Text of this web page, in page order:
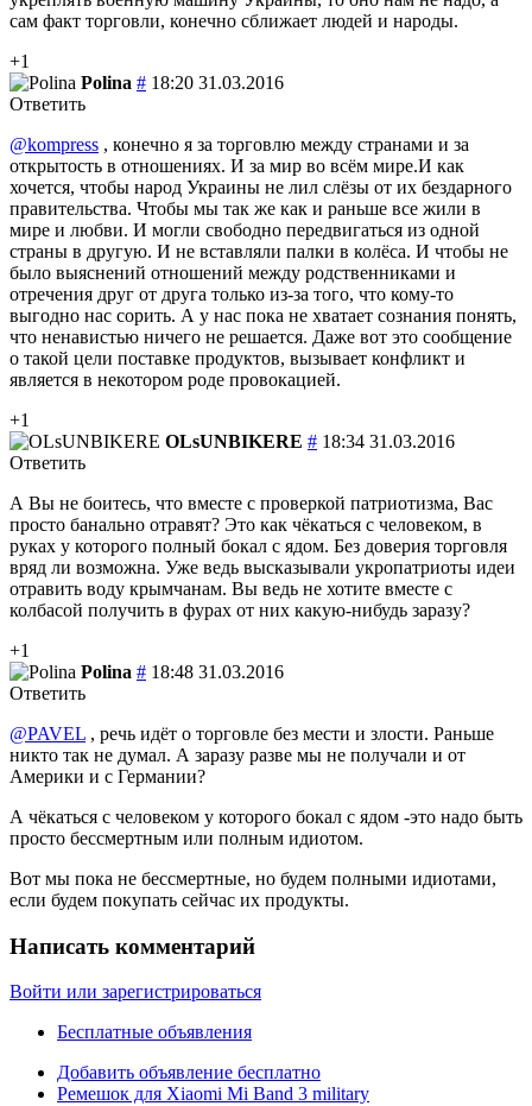
сам факт торговли, конечно сближает людей и народы.
+1
Polina # 18:20 31.03.2016
Ответить
@kompress , конечно я за торговлю между странами и за
открытость в отношениях. И за мир во всём мире.И как
хочется, чтобы народ Украины не лил слёзы от их бездарного
правительства. Чтобы мы так же как и раньше все жили в
мире и любви. И могли свободно передвигаться из одной
страны в другую. И не вставляли палки в колёса. И чтобы не
было выяснений отношений между родственниками и
отречения друг от друга только из-за того, что кому-то
выгодно нас сорить. А у нас пока не хватает сознания понять,
что ненавистью ничего не решается. Даже вот это сообщение
о такой цели поставке продуктов, вызывает конфликт и
является в некотором роде провокацией.
+1
OLsUNBIKERE # 18:34 31.03.2016
Ответить
А Вы не боитесь, что вместе с проверкой патриотизма, Вас
просто банально отравят? Это как чёкаться с человеком, в
руках у которого полный бокал с ядом. Без доверия торговля
вряд ли возможна. Уже ведь высказывали укропатриоты идеи
отравить воду крымчанам. Вы ведь не хотите вместе с
колбасой получить в фурах от них какую-нибудь заразу?
+1
Polina # 18:48 31.03.2016
Ответить
@PAVEL , речь идёт о торговле без мести и злости. Раньше
никто так не думал. А заразу разве мы не получали и от
Америки и с Германии?
А чёкаться с человеком у которого бокал с ядом -это надо быть
просто бессмертным или полным идиотом.
Вот мы пока не бессмертные, но будем полными идиотами,
если будем покупать сейчас их продукты.
Написать комментарий
Войти или зарегистрироваться
Бесплатные объявления
Добавить объявление бесплатно
Ремешок для Xiaomi Mi Band 3 military